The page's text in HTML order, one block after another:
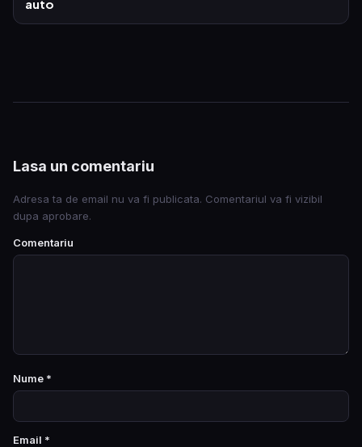
auto
Lasa un comentariu
Adresa ta de email nu va fi publicata. Comentariul va fi vizibil
dupa aprobare.
Comentariu
Nume *
Email *